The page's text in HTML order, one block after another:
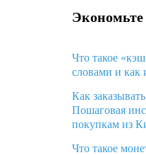
Что такое
словами и как
Как
Пошаговая
покупкам из
Что такое